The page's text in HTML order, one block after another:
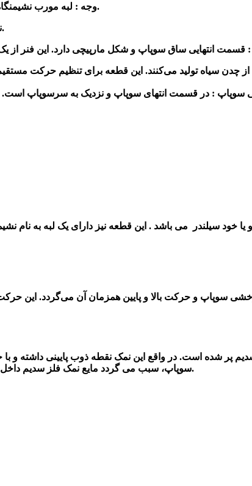
وجه : لبه مورب نشیمنگاه است که زاویه‌ای بین 30 تا 45 درجه بسته به نوع و ساختار موتور دارد.
نکته : زاویه 30 درجه برای خروجی دود و 45 درجه برای وردی هوا است.
سوپاپ : در قسمت انتهای سوپاپ و نزدیک به سرسوپاپ است.
و حرکت بالا و پایین همزمان آن می‌گردد. این
پر شده است. در واقع این نمک نقطه ذوب پایینی داشته و
سوپاپ، سبب می گردد مایع نمک فلز سدیم داخل آن نیز بالا و پایین برود و گرمای سیت به آسانی به گاید منتقل می شود.